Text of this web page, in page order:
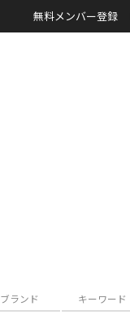
無料メンバー登録
ブランド キーワード